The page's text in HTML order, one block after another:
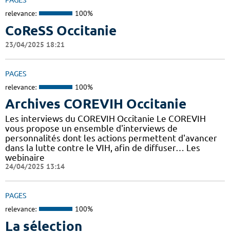
relevance: 100%
CoReSS Occitanie
23/04/2025 18:21
PAGES
relevance: 100%
Archives COREVIH Occitanie
Les interviews du COREVIH Occitanie Le COREVIH
vous propose un ensemble d'interviews de
personnalités dont les actions permettent d'avancer
dans la lutte contre le VIH, afin de diffuser… Les
webinaire
24/04/2025 13:14
PAGES
relevance: 100%
La sélection